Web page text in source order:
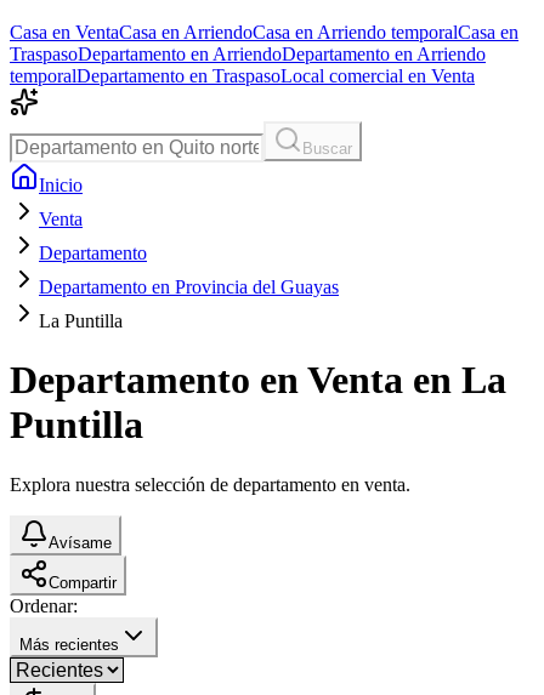
Casa en VentaCasa en ArriendoCasa en Arriendo temporalCasa en
TraspasoDepartamento en ArriendoDepartamento en Arriendo
temporalDepartamento en TraspasoLocal comercial en Venta
Buscar
Inicio
Venta
Departamento
Departamento en Provincia del Guayas
La Puntilla
Departamento en Venta en La
Puntilla
Explora nuestra selección de departamento en venta.
Avísame
Compartir
Ordenar:
Más recientes